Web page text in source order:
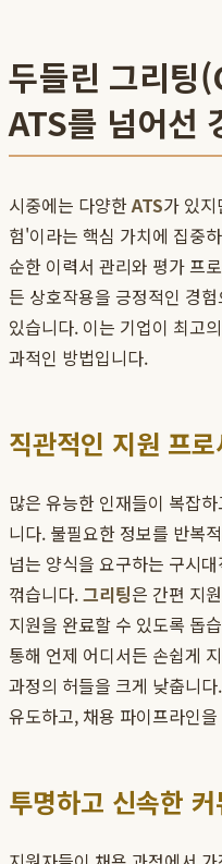
두들린 그리
ATS를 넘어선
시중에는 다양한ATS가 있지
험'이라는 핵심 가치에 집중
순한 이력서 관리와 평가 프
든 상호작용을 긍정적인 경
있습니다. 이는 기업이 최고
과적인 방법입니다.
직관적인 지원 프
많은 유능한 인재들이 복잡
니다. 불필요한 정보를 반복
넘는 양식을 요구하는 구시
꺾습니다.그리팅은 간편 지
지원을 완료할 수 있도록 돕
통해 언제 어디서든 손쉽게
과정의 허들을 크게 낮춥니
유도하고, 채용 파이프라인
투명하고 신속한